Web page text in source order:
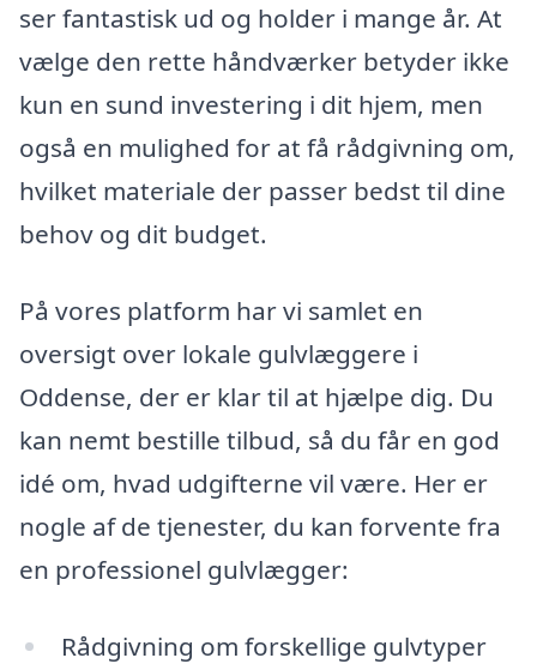
ser fantastisk ud og holder i mange år. At
vælge den rette håndværker betyder ikke
kun en sund investering i dit hjem, men
også en mulighed for at få rådgivning om,
hvilket materiale der passer bedst til dine
behov og dit budget.
På vores platform har vi samlet en
oversigt over lokale gulvlæggere i
Oddense, der er klar til at hjælpe dig. Du
kan nemt bestille tilbud, så du får en god
idé om, hvad udgifterne vil være. Her er
nogle af de tjenester, du kan forvente fra
en professionel gulvlægger:
Rådgivning om forskellige gulvtyper